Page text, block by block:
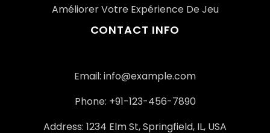
Améliorer Votre Expérience De Jeu
CONTACT INFO
Email: info@example.com
Phone: +91-123-456-7890
Address: 1234 Elm St, Springfield, IL, USA